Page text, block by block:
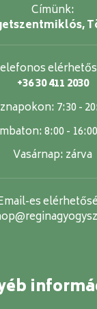
Címünk:
+36 30 411 2030
7:30 -
8:00 -
Vasárnap: zárva
es